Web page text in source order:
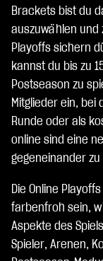
Brackets bist du
auszuwählen und
Playoffs sichern
kannst du bis zu
Postseason zu
Mitglieder ein, bei
Runde oder als
online sind eine
gegeneinander zu
Die Online
farbenfroh sein,
Aspekte des
Spieler, Arenen,